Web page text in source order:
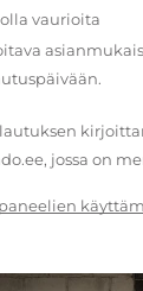
vaurioita
jossa on